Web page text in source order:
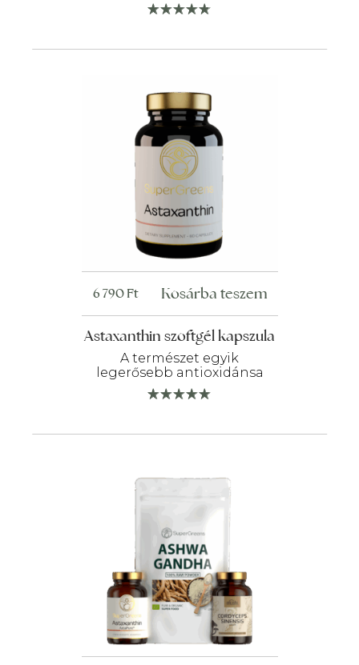
Astaxanthin szoftgél kapszula
A természet egyik
legerősebb antioxidánsa
6 790Ft Kosárba teszem